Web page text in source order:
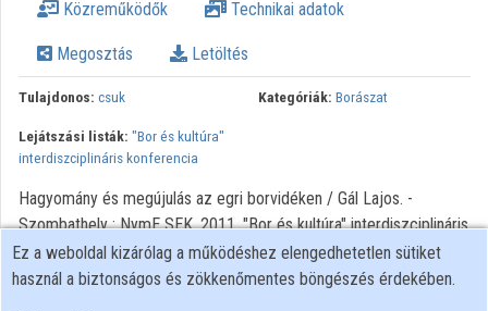
Közreműködők
Közreműködők Technikai adatok
Megosztás Letöltés
Tulajdonos: csuk Kategóriák: Borászat
Lejátszási listák: "Bor és kultúra"
interdiszciplináris konferencia
Hagyomány és megújulás az egri borvidéken / Gál Lajos. -
Szombathely : NymE SEK, 2011. "Bor és kultúra" interdiszciplináris
konferencia előadása
Ez a weboldal kizárólag a működéshez elengedhetetlen sütiket
használ a biztonságos és zökkenőmentes böngészés érdekében.